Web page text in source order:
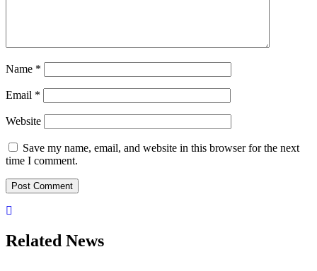
Name *
Email *
Website
Save my name, email, and website in this browser for the next
time I comment.
Related News